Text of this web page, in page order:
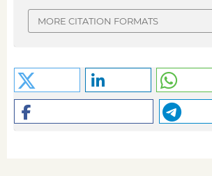
MORE CITATION FORMATS